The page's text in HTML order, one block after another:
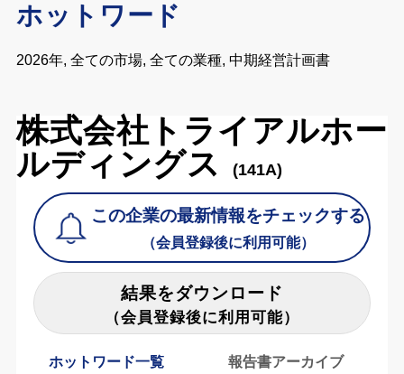
ホットワード
2026年, 全ての市場, 全ての業種, 中期経営計画書
株式会社トライアルホー
ルディングス
(141A)
この企業の最新情報をチェックする
（会員登録後に利用可能）
結果をダウンロード
（会員登録後に利用可能）
ホットワード一覧 報告書アーカイブ